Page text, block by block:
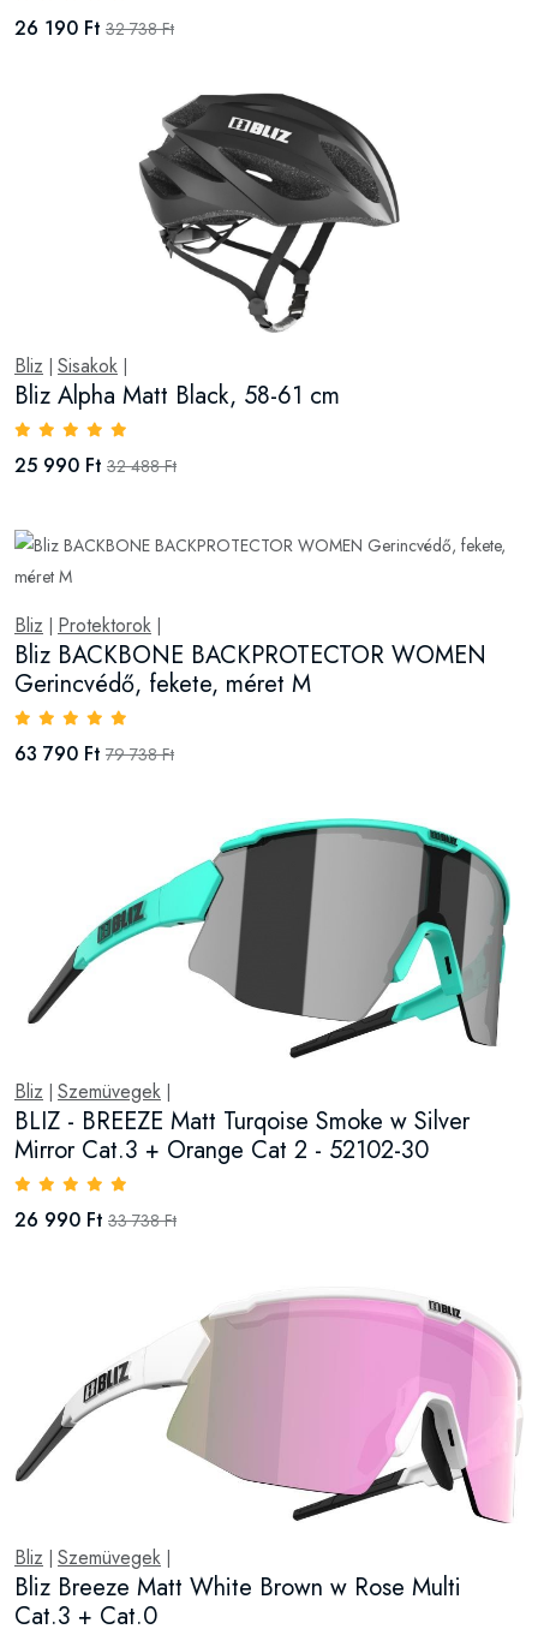
26 190 Ft 32 738 Ft
Bliz Sisakok
Bliz Alpha Matt Black, 58-61 cm
25 990 Ft 32 488 Ft
Bliz Protektorok
Bliz BACKBONE BACKPROTECTOR WOMEN
Gerincvédő, fekete, méret M
63 790 Ft 79 738 Ft
Bliz Szemüvegek
BLIZ - BREEZE Matt Turqoise Smoke w Silver
Mirror Cat.3 + Orange Cat 2 - 52102-30
26 990 Ft 33 738 Ft
Bliz Szemüvegek
Bliz Breeze Matt White Brown w Rose Multi
Cat.3 + Cat.0